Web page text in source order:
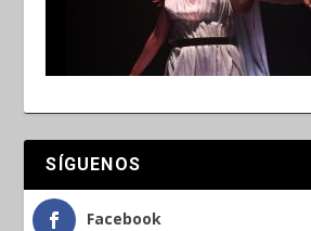
SÍGUENOS
Facebook